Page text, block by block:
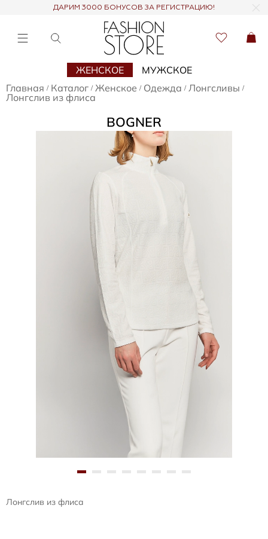
ДАРИМ 3000 БОНУСОВ ЗА РЕГИСТРАЦИЮ!
ЖЕНСКОЕ
МУЖСКОЕ
Главная / Каталог / Женское / Одежда / Лонгсливы /
Лонгслив из флиса
BOGNER
Лонгслив из флиса